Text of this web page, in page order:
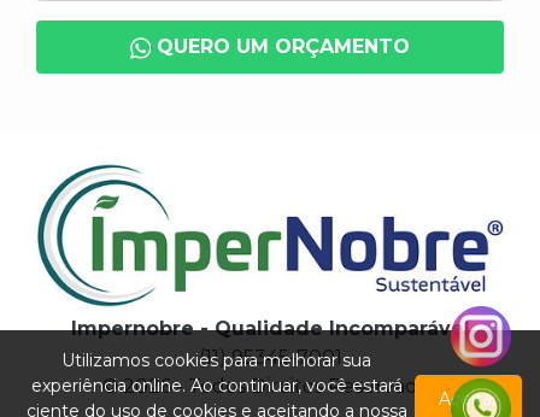
QUERO UM ORÇAMENTO
Impernobre - Qualidade Incomparável
(11) 95345-7001
© 2026 - Todos Direitos Reservados
Utilizamos cookies para melhorar sua
experiência online. Ao continuar, você estará
ciente do uso de cookies e aceitando a nossa
Aceitar